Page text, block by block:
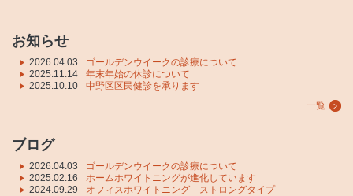
お知らせ
2026.04.03
ゴールデンウイークの診療について
2025.11.14
年末年始の休診について
2025.10.10
中野区区民健診を承ります
一覧
ブログ
2026.04.03
ゴールデンウイークの診療について
2025.02.16
ホームホワイトニングが進化しています
2024.09.29
オフィスホワイトニング ストロングタイプ